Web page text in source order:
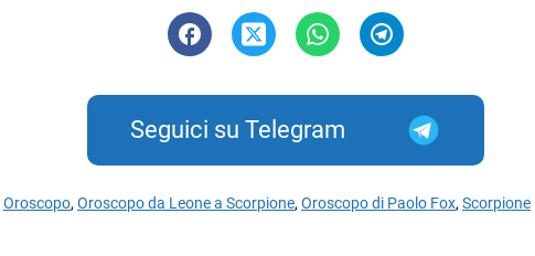
Seguici su Telegram
Oroscopo,Oroscopo da Leone a Scorpione,Oroscopo di Paolo Fox,Scorpione